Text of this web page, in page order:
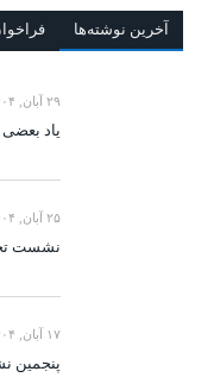
آخرين‌ نوشته‌ها
۲۹ آبان, ۱۴۰۴
یاد
۲۵ آبان, ۱۴۰۴
نشست
۱۷ آبان, ۱۴۰۴
پنجمین